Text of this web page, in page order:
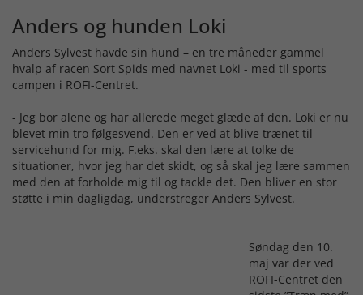
Anders og hunden Loki
Anders Sylvest havde sin hund – en tre måneder gammel
hvalp af racen Sort Spids med navnet Loki - med til sports
campen i ROFI-Centret.
- Jeg bor alene og har allerede meget glæde af den. Loki er nu
blevet min tro følgesvend. Den er ved at blive trænet til
servicehund for mig. F.eks. skal den lære at tolke de
situationer, hvor jeg har det skidt, og så skal jeg lære sammen
med den at forholde mig til og tackle det. Den bliver en stor
støtte i min dagligdag, understreger Anders Sylvest.
Søndag den 10.
maj var der ved
ROFI-Centret den